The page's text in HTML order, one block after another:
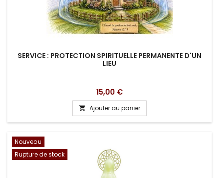
SERVICE : PROTECTION SPIRITUELLE PERMANENTE D'UN
LIEU
Prix
15,00 €
 Ajouter au panier
Nouveau
Rupture de stock